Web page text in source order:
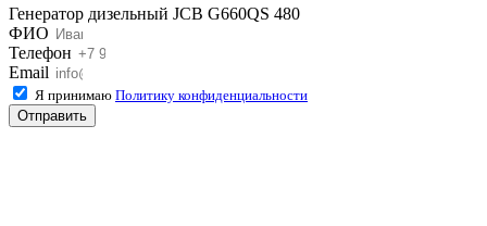
Генератор дизельный JCB G660QS 480
ФИО
Телефон
Email
Я принимаю Политику конфиденциальности
Отправить